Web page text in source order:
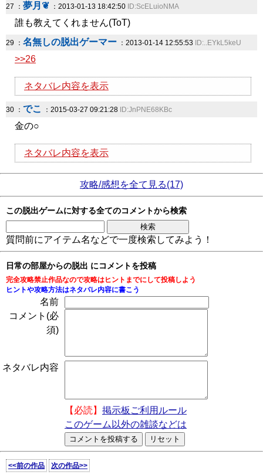
27 ： 夢月❦ ：2013-01-13 18:42:50 ID:ScELuioNMA
誰も教えてくれません(ToT)
29 ： 名無しの脱出ゲーマー ：2013-01-14 12:55:53 ID:..EYkL5keU
>>26
ネタバレ内容を表示
30 ： でこ ：2015-03-27 09:21:28 ID:JnPNE68KBc
金の○
ネタバレ内容を表示
攻略/感想を全て見る(17)
この脱出ゲームに対する全てのコメントから検索
質問前にアイテム名などで一度検索してみよう！
日常の部屋からの脱出 にコメントを投稿
完全攻略禁止作品なので攻略はヒントまでにして投稿しよう
ヒントや攻略方法はネタバレ内容に書こう
名前
コメント(必
須)
ネタバレ内容
【必読】 掲示板ご利用ルール
このゲーム以外の雑談などは
<<前の作品 次の作品>>